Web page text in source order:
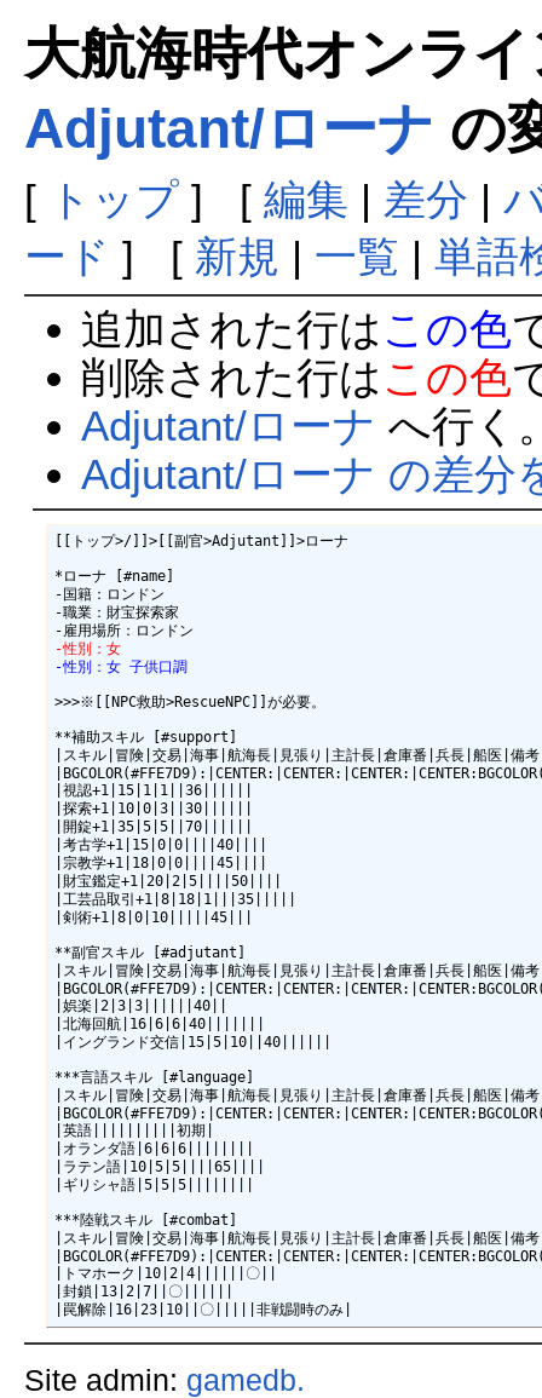
大航海時代オンラ
Adjutant/ローナ の
[ トップ] [ 編集 | 差分 |
ード ] [ 新規 | 一覧 | 単語
追加された行は この色
削除された行は この色
Adjutant/ローナ へ行く
Adjutant/ローナ の差分
[[トップ>/]]>[[副官>Adjutant]]>ローナ
*ローナ [#name]
-国籍：ロンドン
-職業：財宝探索家
-性別：女
-性別：女 子供口調
>>>※[[NPC救助>RescueNPC]]が必要。
**補助スキル [#support]
|スキル|冒険|交易|海事|航海長|見張り|主計長|倉庫番|兵長|船医|備
|視認+1|15|1|1||36||||||
|探索+1|10|0|3||30||||||
|開錠+1|35|5|5||70||||||
|考古学+1|15|0|0||||40||||
|宗教学+1|18|0|0||||45||||
|財宝鑑定+1|20|2|5||||50||||
|工芸品取引+1|8|18|1|||35|||||
|剣術+1|8|0|10|||||45|||
**副官スキル [#adjutant]
|スキル|冒険|交易|海事|航海長|見張り|主計長|倉庫番|兵長|船医|備
|娯楽|2|3|3||||||40||
|北海回航|16|6|6|40|||||||
|イングランド交信|15|5|10||40||||||
***言語スキル [#language]
|スキル|冒険|交易|海事|航海長|見張り|主計長|倉庫番|兵長|船医|備
|英語||||||||||初期|
|オランダ語|6|6|6||||||||
|ラテン語|10|5|5||||65||||
|ギリシャ語|5|5|5||||||||
***陸戦スキル [#combat]
|スキル|冒険|交易|海事|航海長|見張り|主計長|倉庫番|兵長|船医|備
|トマホーク|10|2|4||||||〇||
|封鎖|13|2|7||〇||||||
Site admin: gamedb.